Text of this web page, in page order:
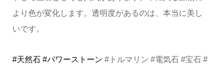
より色が変化します。透明度があるのは、本当に美し
いです。
#天然石 #パワーストーン #トルマリン #電気石 #宝石 #